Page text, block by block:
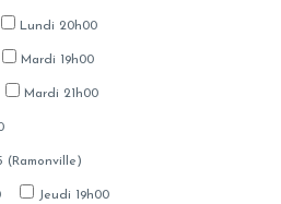
Lundi 20h00
Mardi 19h00
Mardi 21h00
(Ramonville)
Jeudi 19h00